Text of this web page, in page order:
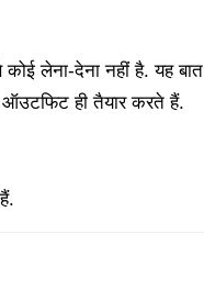
लेना-देना नहीं है. यह बात
ही तैयार करते हैं.